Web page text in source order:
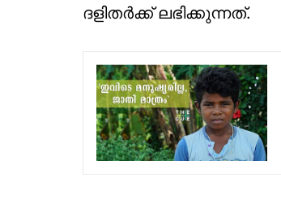
ദളിതര്‍ക്ക് ലഭിക്കുന്നത്.